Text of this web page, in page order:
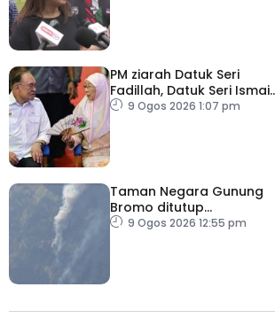
PM ziarah Datuk Seri
Fadillah, Datuk Seri Ismail
Sabri di IJN
9 Ogos 2026 1:07 pm
Taman Negara Gunung
Bromo ditutup
sementara
9 Ogos 2026 12:55 pm